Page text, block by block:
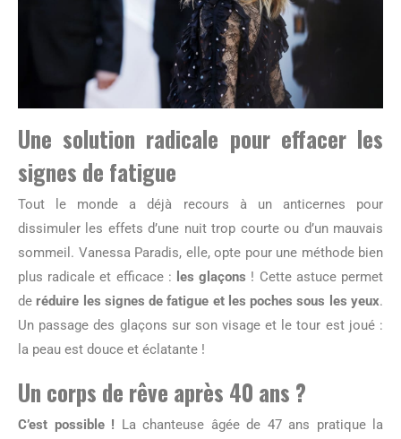
Une solution radicale pour effacer les
signes de fatigue
Tout le monde a déjà recours à un anticernes pour
dissimuler les effets d’une nuit trop courte ou d’un mauvais
sommeil. Vanessa Paradis, elle, opte pour une méthode bien
plus radicale et efficace : les glaçons ! Cette astuce permet
deréduire les signes de fatigue et les poches sous les yeux.
Un passage des glaçons sur son visage et le tour est joué :
la peau est douce et éclatante !
Un corps de rêve après 40 ans ?
C’est possible ! La chanteuse âgée de 47 ans pratique la